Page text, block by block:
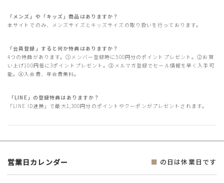
「メンズ」や「キッズ」商品はありますか？
本サイトでのみ、メンズサイズとキッズサイズの取り扱いを行っております。
「会員登録」すると何か特典はありますか？
4つの特典があります。①メンバー登録時に500円分のポイントプレゼント。②お買
い上げ100円毎に3ポイントプレゼント。③メルマガ登録でセール情報を早く入手可
能。④入会費、年会費無料。
「LINE」の登録特典はありますか？
「LINE ID連携」で最大1,300円分のポイントやクーポンがプレゼントされます。
営業日カレンダー ■ の日は休業日です